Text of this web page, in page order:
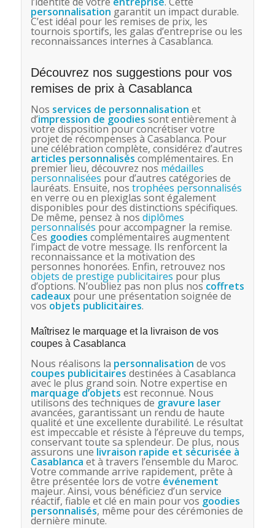
personnalisation garantit un impact durable.
C’est idéal pour les remises de prix, les
tournois sportifs, les galas d’entreprise ou les
reconnaissances internes à Casablanca.
Découvrez nos suggestions pour vos
remises de prix à Casablanca
Nos services de personnalisation et
d’impression de goodies sont entièrement à
votre disposition pour concrétiser votre
projet de récompenses à Casablanca. Pour
une célébration complète, considérez d’autres
articles personnalisés complémentaires. En
premier lieu, découvrez nos médailles
personnalisées pour d’autres catégories de
lauréats. Ensuite, nos trophées personnalisés
en verre ou en plexiglas sont également
disponibles pour des distinctions spécifiques.
De même, pensez à nos diplômes
personnalisés pour accompagner la remise.
Ces goodies complémentaires augmentent
l’impact de votre message. Ils renforcent la
reconnaissance et la motivation des
personnes honorées. Enfin, retrouvez nos
objets de prestige publicitaires pour plus
d’options. N’oubliez pas non plus nos coffrets
cadeauxpour une présentation soignée de
vos objets publicitaires.
Maîtrisez le marquage et la livraison de vos
coupes à Casablanca
Nous réalisons la personnalisation de vos
coupes publicitaires destinées à Casablanca
avec le plus grand soin. Notre expertise en
marquage d’objets est reconnue. Nous
utilisons des techniques de gravure laser
avancées, garantissant un rendu de haute
qualité et une excellente durabilité. Le résultat
est impeccable et résiste à l’épreuve du temps,
conservant toute sa splendeur. De plus, nous
assurons une livraison rapide et sécurisée à
Casablanca et à travers l’ensemble du Maroc.
Votre commande arrive rapidement, prête à
être présentée lors de votre événement
majeur. Ainsi, vous bénéficiez d’un service
réactif, fiable et clé en main pour vos goodies
personnalisés, même pour des cérémonies de
dernière minute.